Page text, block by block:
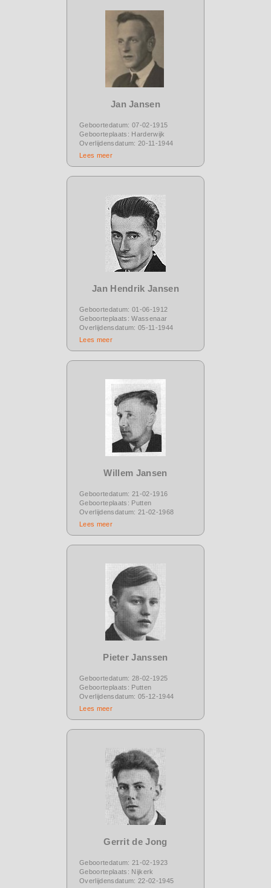
Jan Jansen
Geboortedatum: 07-02-1915
Geboorteplaats: Harderwijk
Overlijdensdatum: 20-11-1944
Lees meer
Jan Hendrik Jansen
Geboortedatum: 01-06-1912
Geboorteplaats: Wassenaar
Overlijdensdatum: 05-11-1944
Lees meer
Willem Jansen
Geboortedatum: 21-02-1916
Geboorteplaats: Putten
Overlijdensdatum: 21-02-1968
Lees meer
Pieter Janssen
Geboortedatum: 28-02-1925
Geboorteplaats: Putten
Overlijdensdatum: 05-12-1944
Lees meer
Gerrit de Jong
Geboortedatum: 21-02-1923
Geboorteplaats: Nijkerk
Overlijdensdatum: 22-02-1945